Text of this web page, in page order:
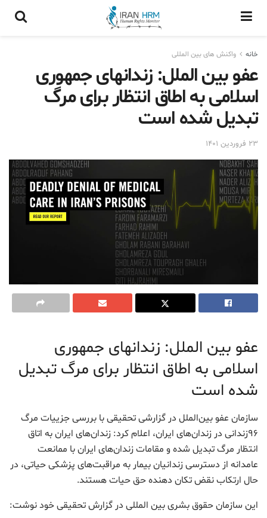
خانه واکنش های بین المللی
عفو بین الملل: زندانهای جمهوری
اسلامی به اطاق انتظار برای مرگ
تبدیل شده است
۲۳ فروردین ۱۴۰۱
عفو بین الملل: زندانهای جمهوری
اسلامی به اطاق انتظار برای مرگ تبدیل
شده است
سازمان عفو بین‌الملل در گزارشی تحقیقی با بررسی جزییات مرگ
۹۶زندانی در زندان‌های ایران، اعلام کرد: زندان‌های ایران به اتاق
انتظار مرگ تبدیل شده و مقامات زندان‌های ایران با ممانعت
عامدانه از دسترسی زندانیان بیمار به مراقبت‌های پزشکی حیاتی، در
حال ارتکاب نقض تکان دهنده حق حیات هستند.
این سازمان حقوق بشری بین المللی در گزارش تحقیقی خود نوشت: